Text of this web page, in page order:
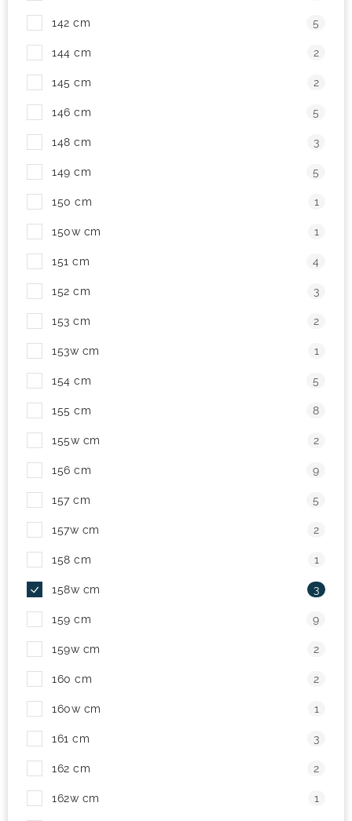
142 cm 5
144 cm 2
145 cm 2
146 cm 5
148 cm 3
149 cm 5
150 cm 1
150w cm 1
151 cm 4
152 cm 3
153 cm 2
153w cm 1
154 cm 5
155 cm 8
155w cm 2
156 cm 9
157 cm 5
157w cm 2
158 cm 1
158w cm 3
159 cm 9
159w cm 2
160 cm 2
160w cm 1
161 cm 3
162 cm 2
162w cm 1